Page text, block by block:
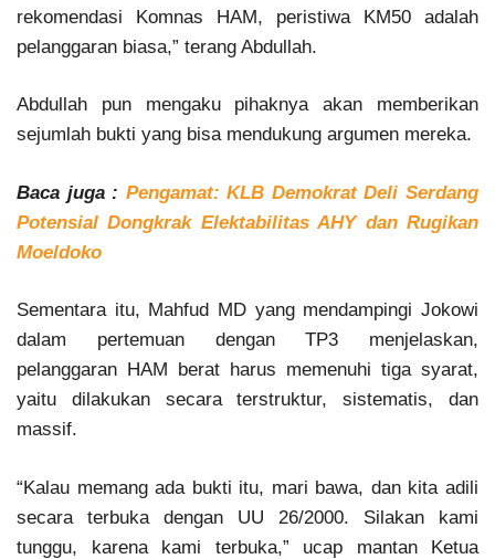
rekomendasi Komnas HAM, peristiwa KM50 adalah
pelanggaran biasa,” terang Abdullah.
Abdullah pun mengaku pihaknya akan memberikan
sejumlah bukti yang bisa mendukung argumen mereka.
Baca juga : Pengamat: KLB Demokrat Deli Serdang
Potensial Dongkrak Elektabilitas AHY dan Rugikan
Moeldoko
Sementara itu, Mahfud MD yang mendampingi Jokowi
dalam pertemuan dengan TP3 menjelaskan,
pelanggaran HAM berat harus memenuhi tiga syarat,
yaitu dilakukan secara terstruktur, sistematis, dan
massif.
“Kalau memang ada bukti itu, mari bawa, dan kita adili
secara terbuka dengan UU 26/2000. Silakan kami
tunggu, karena kami terbuka,” ucap mantan Ketua